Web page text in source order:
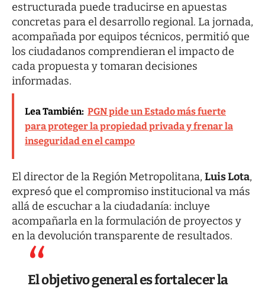
estructurada puede traducirse en apuestas
concretas para el desarrollo regional. La jornada,
acompañada por equipos técnicos, permitió que
los ciudadanos comprendieran el impacto de
cada propuesta y tomaran decisiones
informadas.
Lea También: PGN pide un Estado más fuerte
para proteger la propiedad privada y frenar la
inseguridad en el campo
El director de la Región Metropolitana, Luis Lota,
expresó que el compromiso institucional va más
allá de escuchar a la ciudadanía: incluye
acompañarla en la formulación de proyectos y
en la devolución transparente de resultados.
El objetivo general es fortalecer la